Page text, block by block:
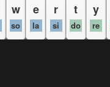
w
so
e
la
r
si
t
do
y
re